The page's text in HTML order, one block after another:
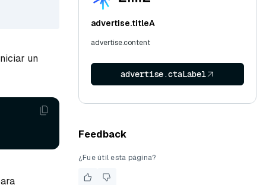
un
advertise.titleA
advertise.content
advertise.ctaLabel
Feedback
¿Fue útil esta página?